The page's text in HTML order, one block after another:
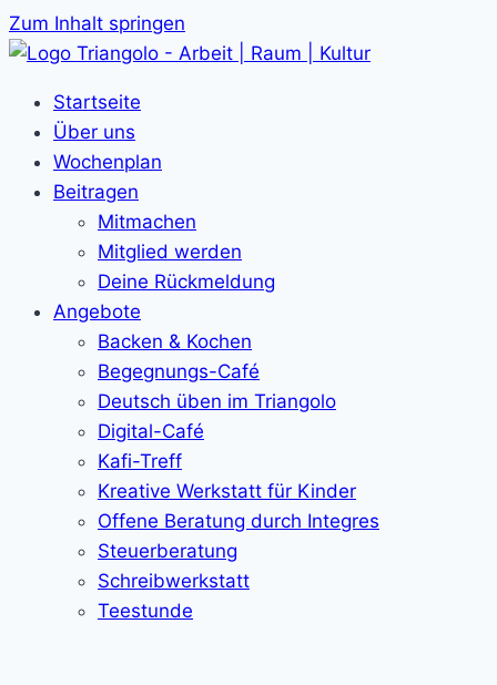
Zum Inhalt springen
Startseite
Über uns
Wochenplan
Beitragen
Mitmachen
Mitglied werden
Deine Rückmeldung
Angebote
Backen & Kochen
Begegnungs-Café
Deutsch üben im Triangolo
Digital-Café
Kafi-Treff
Kreative Werkstatt für Kinder
Offene Beratung durch Integres
Steuerberatung
Schreibwerkstatt
Teestunde